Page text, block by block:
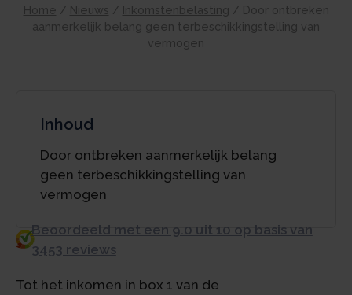
Home / Nieuws / Inkomstenbelasting / Door ontbreken
aanmerkelijk belang geen terbeschikkingstelling van
vermogen
Inhoud
Door ontbreken aanmerkelijk belang
geen terbeschikkingstelling van
vermogen
Beoordeeld met een 9.0 uit 10 op basis van
3453 reviews
Tot het inkomen in box 1 van de